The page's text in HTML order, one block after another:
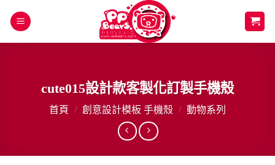
cute015設計款客製化訂製手機殼
首頁 / 創意設計模板 手機殼 / 動物系列